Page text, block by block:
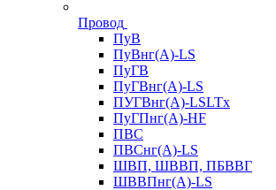
Провод
ПуВ
ПуВнг(А)-LS
ПуГВ
ПуГВнг(А)-LS
ПУГВнг(А)-LSLTx
ПуГПнг(А)-HF
ПВС
ПВСнг(А)-LS
ШВП, ШВВП, ПБВВГ
ШВВПнг(А)-LS